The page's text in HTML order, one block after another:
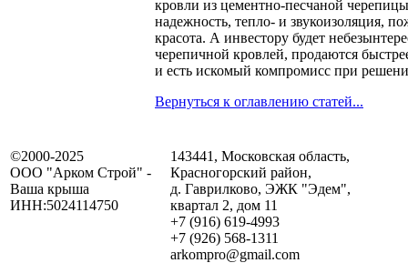
кровли из цементно-песчаной
надежность, тепло- и звукоизоляция,
красота. А инвестору будет
черепичной кровлей, продаются
и есть искомый компромисс при
Вернуться к оглавлению статей...
©2000-2025
ООО "Арком Строй" -
Ваша крыша
ИНН:5024114750
143441, Московская область,
Красногорский район,
д. Гаврилково, ЭЖК "Эдем",
квартал 2, дом 11
+7 (916) 619‑4993
+7 (926) 568‑1311
arkompro@gmail.com